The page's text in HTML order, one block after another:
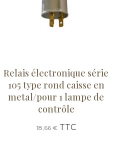
Relais électronique série
105 type rond caisse en
metal/pour 1 lampe de
contrôle
18,66 €TTC